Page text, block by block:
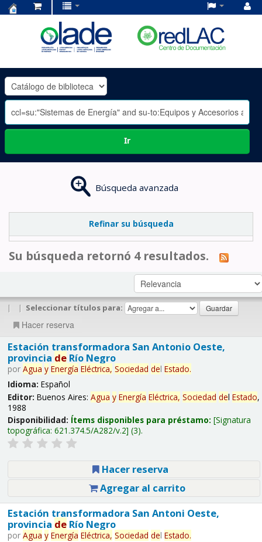
OLADE
-
Ir
Búsqueda avanzada
Refinar su búsqueda
Su búsqueda retornó 4 resultados.
| | Seleccionar títulos para:
Hacer reserva
Estación transformadora San Antonio Oeste,
provincia deRío Negro
por Agua y Energía Eléctrica, Sociedad del Estado.
Idioma: Español
Editor: Buenos Aires: Agua y Energía Eléctrica, Sociedad del Estado,
1988
Disponibilidad: Ítems disponibles para préstamo: Signatura
topográfica: 621.374.5/A282/v.2 (3).
Hacer reserva
Agregar al carrito
Estación transformadora San Antoni Oeste,
provincia deRío Negro
por Agua y Energía Eléctrica, Sociedad del Estado.